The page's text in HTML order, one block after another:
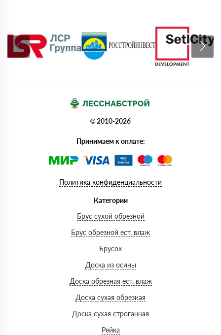
© 2010-2026
Принимаем к оплате:
Политика конфиденциальности
Категории
Брус сухой обрезной
Брус обрезной ест. влаж
Брусок
Доска из осины
Доска обрезная ест. влаж
Доска сухая обрезная
Доска сухая строганная
Рейка